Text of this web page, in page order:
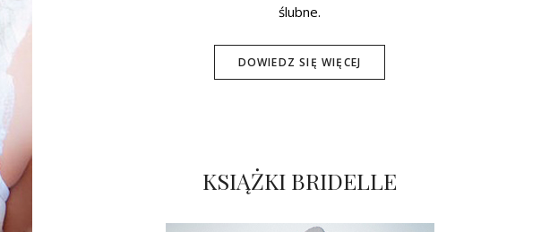
ślubne.
DOWIEDZ SIĘ WIĘCEJ
KSIĄŻKI BRIDELLE